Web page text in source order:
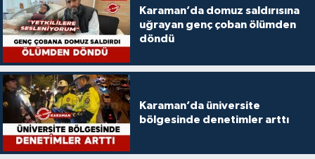
Karaman’da domuz saldırısına
uğrayan genç çoban ölümden
döndü
Karaman’da üniversite
bölgesinde denetimler arttı